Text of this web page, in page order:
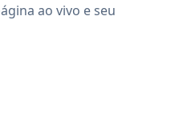
ao vivo e seu